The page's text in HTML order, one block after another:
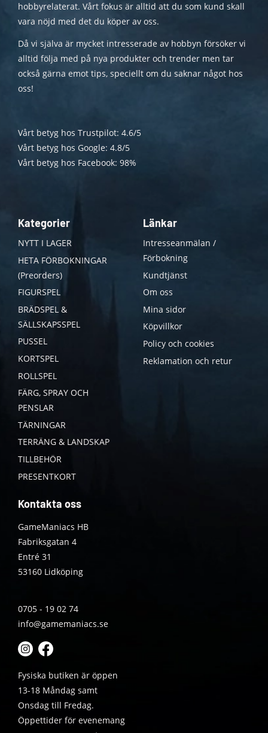
hobbyrelaterat. Vårt fokus är alltid att du som kund skall
vara nöjd med det du köper av oss.
Då vi själva är mycket intresserade av hobbyn försöker vi
alltid följa med på nya produkter och trender men tar
också gärna emot tips, speciellt om du saknar något hos
oss!
Vårt betyg hos Trustpilot: 4.6/5
Vårt betyg hos Google: 4.8/5
Vårt betyg hos Facebook: 98%
Kategorier
NYTT I LAGER
HETA FÖRBOKNINGAR
(Preorders)
FIGURSPEL
BRÄDSPEL &
SÄLLSKAPSSPEL
PUSSEL
KORTSPEL
ROLLSPEL
FÄRG, SPRAY OCH
PENSLAR
TÄRNINGAR
TERRÄNG & LANDSKAP
TILLBEHÖR
PRESENTKORT
Länkar
Intresseanmälan /
Förbokning
Kundtjänst
Om oss
Mina sidor
Köpvillkor
Policy och cookies
Reklamation och retur
Kontakta oss
GameManiacs HB
Fabriksgatan 4
Entré 31
53160 Lidköping
0705 - 19 02 74
info@gamemaniacs.se
Fysiska butiken är öppen
13-18 Måndag samt
Onsdag till Fredag.
Öppettider för evenemang